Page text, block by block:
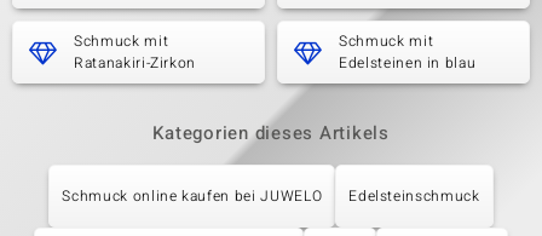
Schmuck mit
Ratanakiri-Zirkon
Schmuck mit
Edelsteinen in blau
Kategorien dieses Artikels
Schmuck online kaufen bei JUWELO Edelsteinschmuck